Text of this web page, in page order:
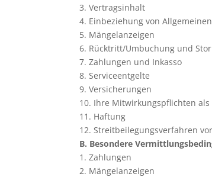
3. Vertragsinhalt
4. Einbeziehung von
5. Mängelanzeigen
6. Rücktritt/Umbuchung und
7. Zahlungen und Inkasso
8. Serviceentgelte
9. Versicherungen
10. Ihre Mitwirkungspflichten als
11. Haftung
12. Streitbeilegungsverfahren
B. Besondere
1. Zahlungen
2. Mängelanzeigen